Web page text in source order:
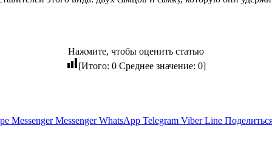
Нажмите, чтобы оценить статью
[Итого: 0 Среднее значение: 0]
Messenger Messenger WhatsApp Telegram Viber Line